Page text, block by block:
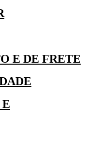
E DE FRETE